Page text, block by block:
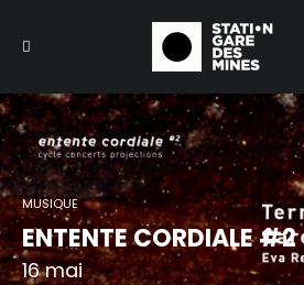
MUSIQUE
ENTENTE CORDIALE #2
16 mai